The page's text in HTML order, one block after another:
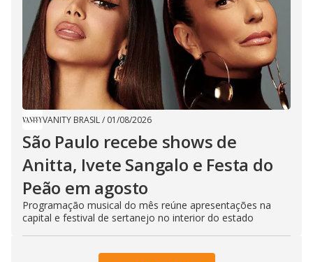
VANITY BRASIL/ 01/08/2026
São Paulo recebe shows de
Anitta, Ivete Sangalo e Festa do
Peão em agosto
Programação musical do mês reúne apresentações na
capital e festival de sertanejo no interior do estado